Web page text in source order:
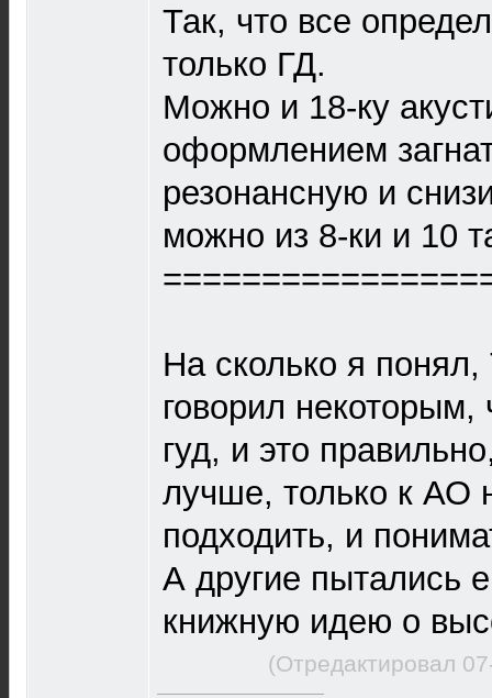
Так, что все
только ГД.
Можно и 18-ку
оформлением
резонансную и
можно из 8-ки и 10
На сколько я
говорил некоторым,
гуд, и это
лучше, только к АО
подходить, и
А другие пытались
книжную идею о
(Отредактировал